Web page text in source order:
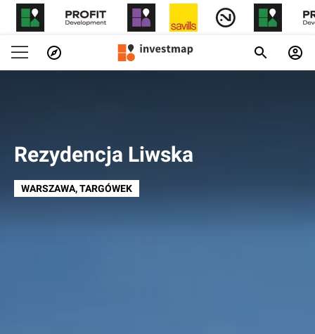
Rezydencja Liwska
WARSZAWA, TARGÓWEK